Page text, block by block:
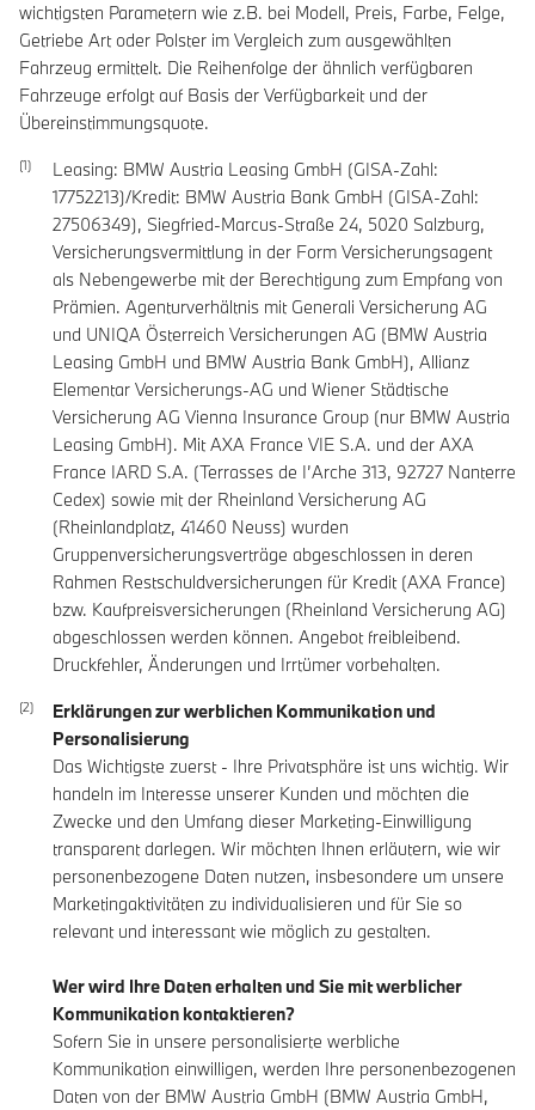
wichtigsten Parametern wie z.B. bei Modell, Preis, Farbe, Felge,
Getriebe Art oder Polster im Vergleich zum ausgewählten
Fahrzeug ermittelt. Die Reihenfolge der ähnlich verfügbaren
Fahrzeuge erfolgt auf Basis der Verfügbarkeit und der
Übereinstimmungsquote.
Leasing: BMW Austria Leasing GmbH (GISA-Zahl:
17752213)/Kredit: BMW Austria Bank GmbH (GISA-Zahl:
27506349), Siegfried-Marcus-Straße 24, 5020 Salzburg,
Versicherungsvermittlung in der Form Versicherungsagent
als Nebengewerbe mit der Berechtigung zum Empfang von
Prämien. Agenturverhältnis mit Generali Versicherung AG
und UNIQA Österreich Versicherungen AG (BMW Austria
Leasing GmbH und BMW Austria Bank GmbH), Allianz
Elementar Versicherungs-AG und Wiener Städtische
Versicherung AG Vienna Insurance Group (nur BMW Austria
Leasing GmbH). Mit AXA France VIE S.A. und der AXA
France IARD S.A. (Terrasses de I’Arche 313, 92727 Nanterre
Cedex) sowie mit der Rheinland Versicherung AG
(Rheinlandplatz, 41460 Neuss) wurden
Gruppenversicherungsverträge abgeschlossen in deren
Rahmen Restschuldversicherungen für Kredit (AXA France)
bzw. Kaufpreisversicherungen (Rheinland Versicherung AG)
abgeschlossen werden können. Angebot freibleibend.
Druckfehler, Änderungen und Irrtümer vorbehalten.
Erklärungen zur werblichen Kommunikation und
Personalisierung
Das Wichtigste zuerst - Ihre Privatsphäre ist uns wichtig. Wir
handeln im Interesse unserer Kunden und möchten die
Zwecke und den Umfang dieser Marketing-Einwilligung
transparent darlegen. Wir möchten Ihnen erläutern, wie wir
personenbezogene Daten nutzen, insbesondere um unsere
Marketingaktivitäten zu individualisieren und für Sie so
relevant und interessant wie möglich zu gestalten.
Wer wird Ihre Daten erhalten und Sie mit werblicher
Kommunikation kontaktieren?
Sofern Sie in unsere personalisierte werbliche
Kommunikation einwilligen, werden Ihre personenbezogenen
Daten von der BMW Austria GmbH (BMW Austria GmbH,